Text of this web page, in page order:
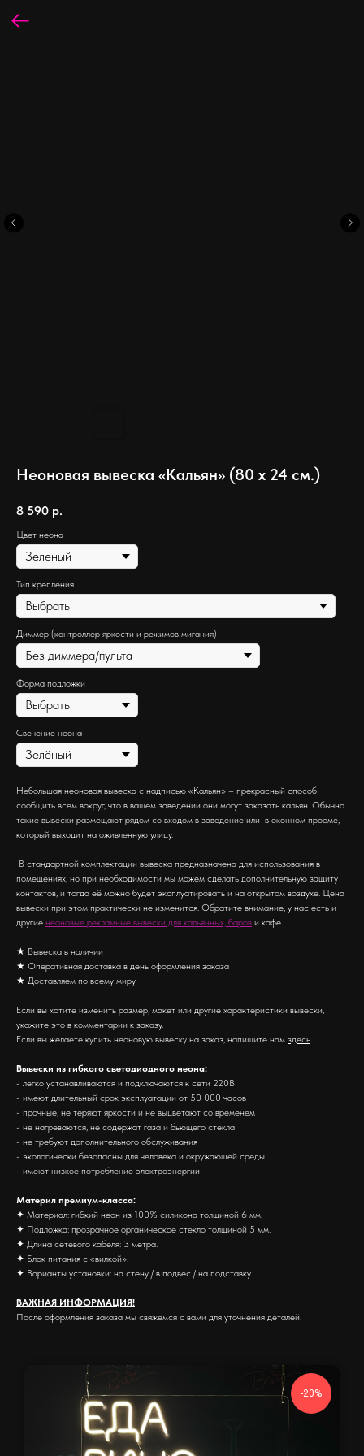
Неоновая вывеска «Кальян» (80 х 24 см.)
8 590 р.
Цвет неона
Тип крепления
Диммер (контроллер яркости и режимов мигания)
Форма подложки
Свечение неона
Небольшая неоновая вывеска с надписью «Кальян» – прекрасный способ
сообщить всем вокруг, что в вашем заведении они могут заказать кальян. Обычно
такие вывески размещают рядом со входом в заведение или в оконном проеме,
который выходит на оживленную улицу.
В стандартной комплектации вывеска предназначена для использования в
помещениях, но при необходимости мы можем сделать дополнительную защиту
контактов, и тогда её можно будет эксплуатировать и на открытом воздухе. Цена
вывески при этом практически не изменится. Обратите внимание, у нас есть и
другие неоновые рекламные вывески для кальянных, баров и кафе.
★ Вывеска в наличии
★ Оперативная доставка в день оформления заказа
★ Доставляем по всему миру
Если вы хотите изменить размер, макет или другие характеристики вывески,
укажите это в комментарии к заказу.
Если вы желаете купить неоновую вывеску на заказ, напишите нам здесь.
Вывески из гибкого светодиодного неона:
- легко устанавливаются и подключаются к сети 220В
- имеют длительный срок эксплуатации от 50 000 часов
- прочные, не теряют яркости и не выцветают со временем
- не нагреваются, не содержат газа и бьющего стекла
- не требуют дополнительного обслуживания
- экологически безопасны для человека и окружающей среды
- имеют низкое потребление электроэнергии
Материл премиум-класса:
✦ Материал: гибкий неон из 100% силикона толщиной 6 мм.
✦ Подложка: прозрачное органическое стекло толщиной 5 мм.
✦ Длина сетевого кабеля: 3 метра.
✦ Блок питания с «вилкой».
✦ Варианты установки: на стену / в подвес / на подставку
ВАЖНАЯ ИНФОРМАЦИЯ!
После оформления заказа мы свяжемся с вами для уточнения деталей.
-20%